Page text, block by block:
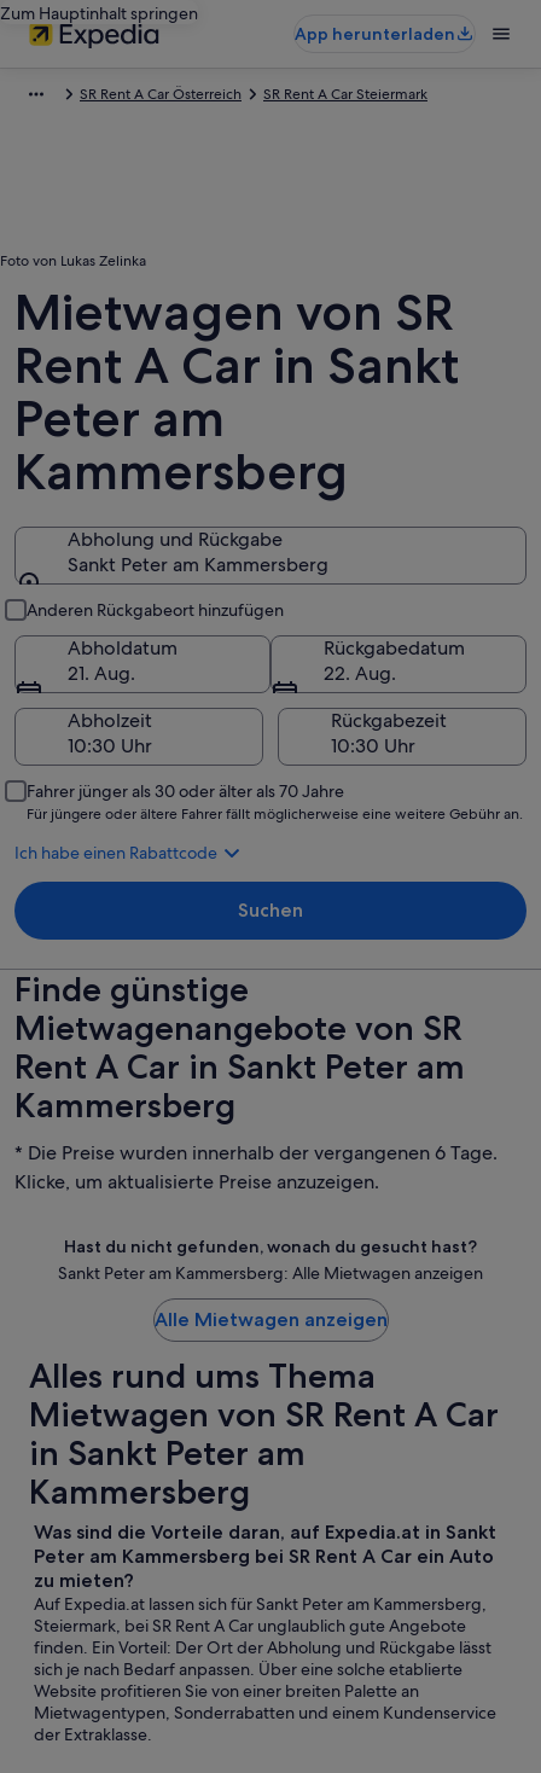
Zum Hauptinhalt springen
App herunterladen
SR Rent A Car Österreich SR Rent A Car Steiermark
Foto von Lukas Zelinka
Mietwagen von SR
Rent A Car in Sankt
Peter am
Kammersberg
Abholung und Rückgabe
Sankt Peter am Kammersberg
Anderen Rückgabeort hinzufügen
Abholdatum
21. Aug.
Rückgabedatum
22. Aug.
Abholzeit
Rückgabezeit
Fahrer jünger als 30 oder älter als 70 Jahre
Für jüngere oder ältere Fahrer fällt möglicherweise eine weitere Gebühr an.
Ich habe einen Rabattcode
Suchen
Finde günstige
Mietwagenangebote von SR
Rent A Car in Sankt Peter am
Kammersberg
* Die Preise wurden innerhalb der vergangenen 6 Tage.
Klicke, um aktualisierte Preise anzuzeigen.
Hast du nicht gefunden, wonach du gesucht hast?
Sankt Peter am Kammersberg: Alle Mietwagen anzeigen
Alle Mietwagen anzeigen
Alles rund ums Thema
Mietwagen von SR Rent A Car
in Sankt Peter am
Kammersberg
Was sind die Vorteile daran, auf Expedia.at in Sankt
Peter am Kammersberg bei SR Rent A Car ein Auto
zu mieten?
Auf Expedia.at lassen sich für Sankt Peter am Kammersberg,
Steiermark, bei SR Rent A Car unglaublich gute Angebote
finden. Ein Vorteil: Der Ort der Abholung und Rückgabe lässt
sich je nach Bedarf anpassen. Über eine solche etablierte
Website profitieren Sie von einer breiten Palette an
Mietwagentypen, Sonderrabatten und einem Kundenservice
der Extraklasse.